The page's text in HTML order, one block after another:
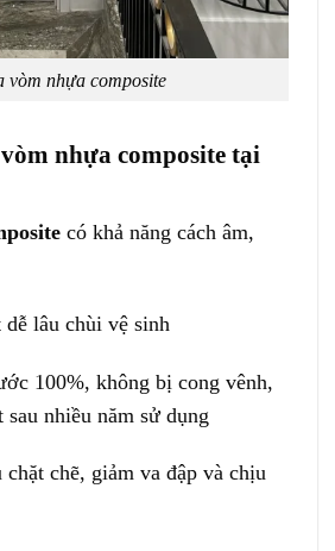
vòm nhựa composite
nhựa composite tại
có khả năng cách âm,
lâu chùi vệ sinh
100%, không bị cong vênh,
nhiều năm sử dụng
chẽ, giảm va đập và chịu